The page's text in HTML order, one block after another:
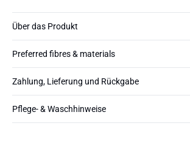
Über das Produkt
Preferred fibres & materials
Zahlung, Lieferung und Rückgabe
Pflege- & Waschhinweise